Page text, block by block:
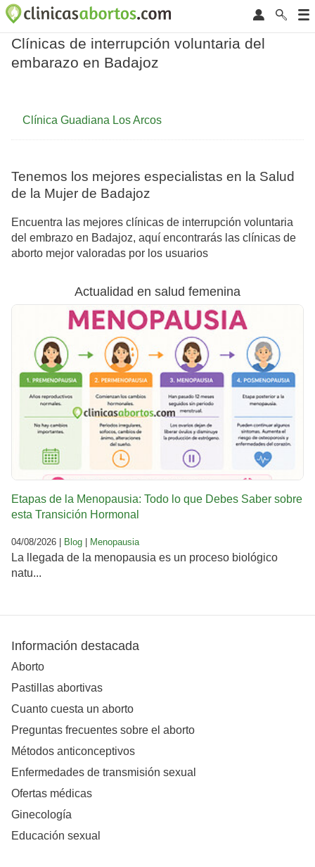
Clínicas de interrupción voluntaria del
embarazo en Badajoz
Clínica Guadiana Los Arcos
Tenemos los mejores especialistas en la Salud
de la Mujer de Badajoz
Encuentra las mejores clínicas de interrupción voluntaria
del embrazo en Badajoz, aquí encontrarás las clínicas de
aborto mejor valoradas por los usuarios
Actualidad en salud femenina
Etapas de la Menopausia: Todo lo que Debes Saber sobre
esta Transición Hormonal
04/08/2026 | Blog | Menopausia
La llegada de la menopausia es un proceso biológico
natu...
Información destacada
Aborto
Pastillas abortivas
Cuanto cuesta un aborto
Preguntas frecuentes sobre el aborto
Métodos anticonceptivos
Enfermedades de transmisión sexual
Ofertas médicas
Ginecología
Educación sexual